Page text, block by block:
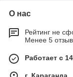
О нас
Рейтинг не
Менее 5
Работает с